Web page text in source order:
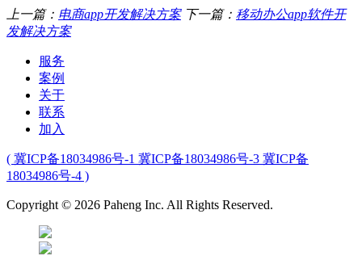
上一篇： 电商app开发解决方案 下一篇： 移动办公app软件开
发解决方案
服务
案例
关于
联系
加入
( 冀ICP备18034986号-1 冀ICP备18034986号-3 冀ICP备
18034986号-4 )
Copyright © 2026 Paheng Inc. All Rights Reserved.